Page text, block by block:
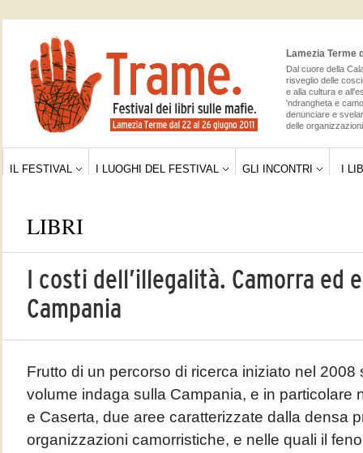
Lamezia Terme
Dal cuore della
risveglio delle
e alla cultura e
'ndrangheta e
denunciare e
delle
IL FESTIVAL I LUOGHI DEL FESTIVAL GLI INCONTRI I
LIBRI
I costi dell’illegalità. Camorra ed
Campania
Frutto di un percorso di ricerca iniziato nel 2008
volume indaga sulla Campania, e in particolare
e Caserta, due aree caratterizzate dalla densa
organizzazioni camorristiche, e nelle quali il